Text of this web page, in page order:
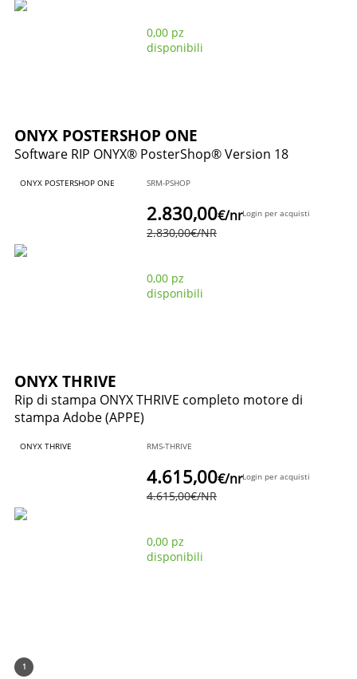
0,00 pz
disponibili
ONYX POSTERSHOP ONE
Software RIP ONYX® PosterShop® Version 18
ONYX POSTERSHOP ONE SRM-PSHOP
2.830,00€/NR
2.830,00€/nr
0,00 pz
disponibili
Login per acquisti
ONYX THRIVE
Rip di stampa ONYX THRIVE completo motore di
stampa Adobe (APPE)
ONYX THRIVE RMS-THRIVE
4.615,00€/NR
4.615,00€/nr
0,00 pz
disponibili
Login per acquisti
1